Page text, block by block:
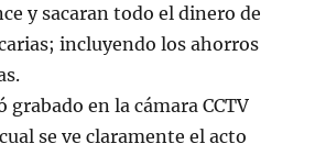
y sacaran todo el dinero de
incluyendo los ahorros
grabado en la cámara CCTV
se ve claramente el acto